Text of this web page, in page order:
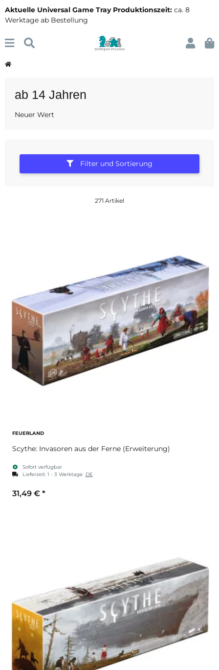
Aktuelle Universal Game Tray Produktionszeit: ca. 8
Werktage ab Bestellung
ab 14 Jahren
Neuer Wert
Filter und Sortierung
271 Artikel
FEUERLAND
Scythe: Invasoren aus der Ferne (Erweiterung)
Sofort verfügbar
Lieferzeit: 1 - 3 Werktage DE
31,49 € *